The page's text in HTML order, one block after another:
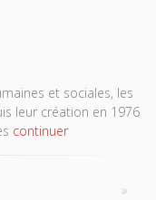
et sociales, les
leur création en 1976
continuer